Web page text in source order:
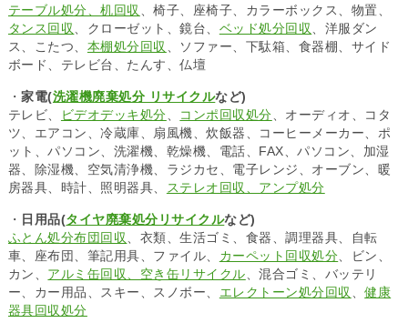
テーブル処分、机回収
、椅子、座椅子、カラーボックス、物置、
タンス回収
、クローゼット、鏡台、 ベッド処分回収
、洋服ダン
ス、こたつ、 本棚処分回収
、ソファー、下駄箱、食器棚、サイド
ボード、テレビ台、たんす、仏壇
・家電(洗濯機廃棄処分 リサイクルなど)
テレビ、
ビデオデッキ処分 コンポ回収処分 、オーディオ、コタ
ツ、エアコン、冷蔵庫、扇風機、炊飯器、コーヒーメーカー、ポ
ット、パソコン、洗濯機、乾燥機、電話、FAX、パソコン、加湿
器、除湿機、空気清浄機、ラジカセ、電子レンジ、オーブン、暖
房器具、時計、照明器具、
ステレオ回収、アンプ処分
・ 日用品(タイヤ廃棄処分リサイクルなど)
ふとん処分布団回収
、衣類、生活ゴミ、食器、調理器具、自転
車、座布団、筆記用具、ファイル、 カーペット回収処分 、ビン、
カン、 アルミ缶回収、空き缶リサイクル 、混合ゴミ、バッテリ
ー、カー用品、スキー、スノボー、 エレクトーン処分回収 、健康
器具回収処分